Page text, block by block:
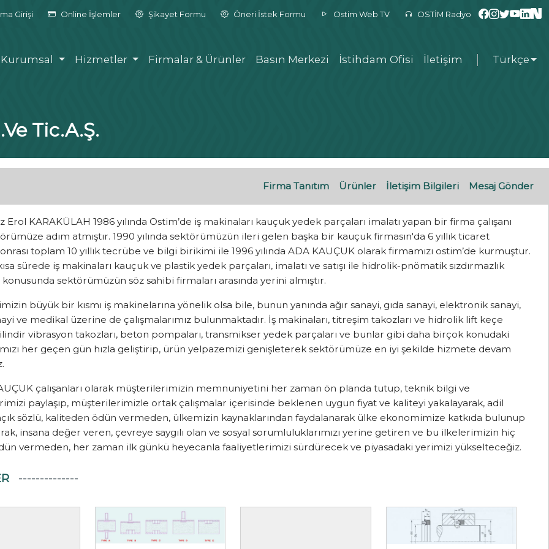
Girişi Online İşlemler Şikayet Formu Öneri İstek Formu Ostim Web TV OSTİM Radyo
Kurumsal Hizmetler Firmalar & Ürünler Basın Merkezi İstihdam Ofisi İletişim Türkçe
Tic.A.Ş.
Firma Tanıtım Ürünler İletişim Bilgileri Mesaj Gönder
KARAKÜLAH 1986 yılında Ostim’de iş makinaları kauçuk yedek parçaları imalatı yapan bir firma çalışanı
adım atmıştır. 1990 yılında sektörümüzün ileri gelen başka bir kauçuk firmasın'da 6 yıllık ticaret
toplam 10 yıllık tecrübe ve bilgi birikimi ile 1996 yılında ADA KAUÇUK olarak firmamızı ostim’de kurmuştur.
sürede iş makinaları kauçuk ve plastik yedek parçaları, imalatı ve satışı ile hidrolik-pnömatik sızdırmazlık
sektörümüzün söz sahibi firmaları arasında yerini almıştır.
büyük bir kısmı iş makinelarına yönelik olsa bile, bunun yanında ağır sanayi, gıda sanayi, elektronik sanayi,
ve medikal üzerine de çalışmalarımız bulunmaktadır. İş makinaları, titreşim takozları ve hidrolik lift keçe
vibrasyon takozları, beton pompaları, transmikser yedek parçaları ve bunlar gibi daha birçok konudaki
her geçen gün hızla geliştirip, ürün yelpazemizi genişleterek sektörümüze en iyi şekilde hizmete devam
çalışanları olarak müşterilerimizin memnuniyetini her zaman ön planda tutup, teknik bilgi ve
paylaşıp, müşterilerimizle ortak çalışmalar içerisinde beklenen uygun fiyat ve kaliteyi yakalayarak, adil
sözlü, kaliteden ödün vermeden, ülkemizin kaynaklarından faydalanarak ülke ekonomimize katkıda bulunup
insana değer veren, çevreye saygılı olan ve sosyal sorumluluklarımızı yerine getiren ve bu ilkelerimizin hiç
vermeden, her zaman ilk günkü heyecanla faaliyetlerimizi sürdürecek ve piyasadaki yerimizi yükselteceğiz.